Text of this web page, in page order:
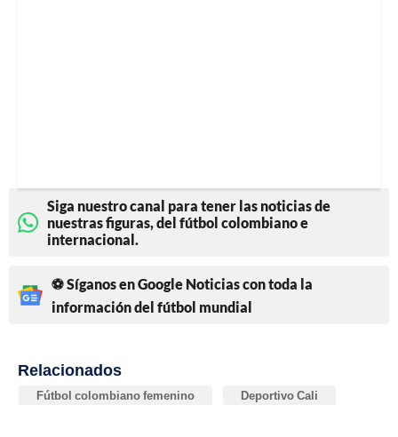
Siga nuestro canal para tener las noticias de
nuestras figuras, del fútbol colombiano e
internacional.
⚽ Síganos en Google Noticias con toda la
información del fútbol mundial
Relacionados
Fútbol colombiano femenino Deportivo Cali